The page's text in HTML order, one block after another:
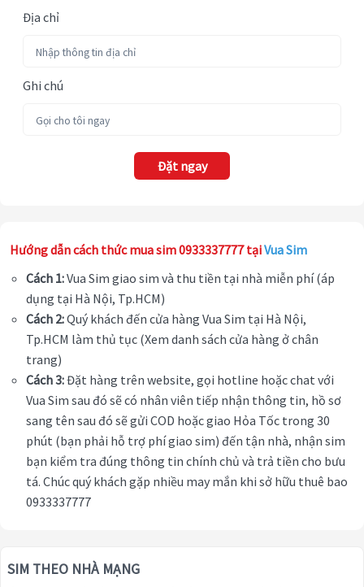
Địa chỉ
Ghi chú
Đặt ngay
Hướng dẫn cách thức mua sim 0933337777 tạiVua Sim
Cách 1:Vua Sim giao sim và thu tiền tại nhà miễn phí (áp
dụng tại Hà Nội, Tp.HCM)
Cách 2:Quý khách đến cửa hàng Vua Sim tại Hà Nội,
Tp.HCM làm thủ tục (Xem danh sách cửa hàng ở chân
trang)
Cách 3:Đặt hàng trên website, gọi hotline hoặc chat với
Vua Sim sau đó sẽ có nhân viên tiếp nhận thông tin, hồ sơ
sang tên sau đó sẽ gửi COD hoặc giao Hỏa Tốc trong 30
phút (bạn phải hỗ trợ phí giao sim) đến tận nhà, nhận sim
bạn kiểm tra đúng thông tin chính chủ và trả tiền cho bưu
tá. Chúc quý khách gặp nhiều may mắn khi sở hữu thuê bao
0933337777
SIM THEO NHÀ MẠNG